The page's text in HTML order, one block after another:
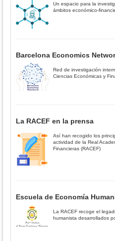
Un espacio para la
ámbitos económico-
Barcelona Economics
Red de investigación
Ciencias Económicas y
La RACEF en la prensa
Así han recogido los
actividad de la Real
Financieras (RACEF)
Escuela de Economía
La RACEF recoge el
humanista desarrollados